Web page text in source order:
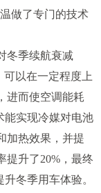
做了专门的技术
季续航衰减
以在一定程度上
进而使空调能耗
能实现冷媒对电池
加热效果，并提
提升了20%，最终
冬季用车体验。